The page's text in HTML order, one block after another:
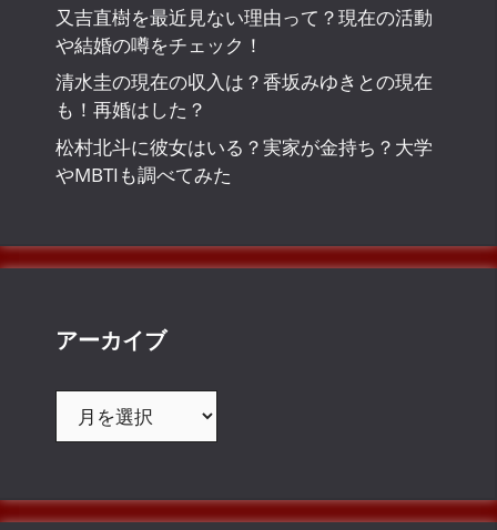
又吉直樹を最近見ない理由って？現在の活動
や結婚の噂をチェック！
清水圭の現在の収入は？香坂みゆきとの現在
も！再婚はした？
松村北斗に彼女はいる？実家が金持ち？大学
やMBTIも調べてみた
アーカイブ
ブ